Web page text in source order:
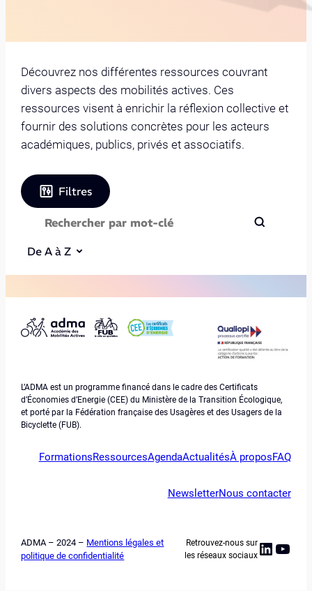
Découvrez nos différentes ressources couvrant
divers aspects des mobilités actives. Ces
ressources visent à enrichir la réflexion collective et
fournir des solutions concrètes pour les acteurs
académiques, publics, privés et associatifs.
Filtres
De A à Z
L’ADMA est un programme financé dans le cadre des Certificats
d’Économies d’Energie (CEE) du Ministère de la Transition Écologique,
et porté par la Fédération française des Usagères et des Usagers de la
Bicyclette (FUB).
FormationsRessourcesAgendaActualitésÀ proposFAQ
NewsletterNous contacter
ADMA – 2024 – Mentions légales et
politique de confidentialité
Retrouvez-nous sur
les réseaux sociaux